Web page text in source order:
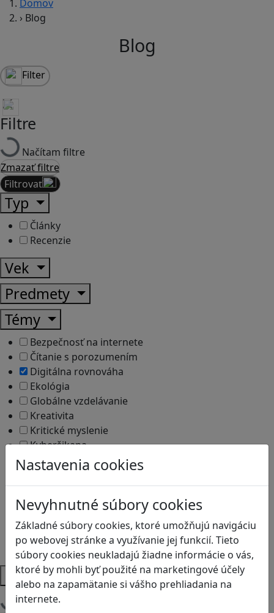
Nastavenia cookies
Nevyhnutné súbory cookies
Základné súbory cookies, ktoré umožňujú navigáciu
po webovej stránke a využívanie jej funkcií. Tieto
súbory cookies neukladajú žiadne informácie o vás,
ktoré by mohli byť použité na marketingové účely
alebo na zapamätanie si vášho prehliadania na
internete.
Domov
› Blog
Blog
Filter
Filtre
Načítam filtre
Zmazať filtre
Filtrovať
Typ
Články
Recenzie
Vek
Predmety
Témy
Bezpečnosť na internete
Čítanie s porozumením
Digitálna rovnováha
Ekológia
Globálne vzdelávanie
Kreativita
Kritické myslenie
Kyberšikana
Logické myslenie
Ľudské práva a tolerancia
Motorika a koncentrácia
Programovanie/Technika
Sociálne zručnosti a kooperácia
Strategické myslenie
Zdravie a pohyb
Platformy
Načítam blogy